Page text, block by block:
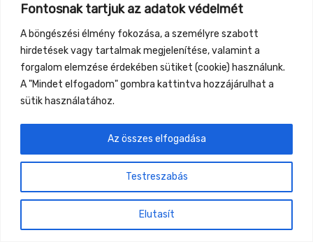
Fontosnak tartjuk az adatok védelmét
A böngészési élmény fokozása, a személyre szabott
hirdetések vagy tartalmak megjelenítése, valamint a
forgalom elemzése érdekében sütiket (cookie) használunk.
A "Mindet elfogadom" gombra kattintva hozzájárulhat a
sütik használatához.
Testreszabás
Elutasít
Az összes elfogadása